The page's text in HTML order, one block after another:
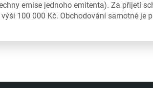
emise jednoho emitenta). Za přijetí
100 000 Kč. Obchodování samotné je